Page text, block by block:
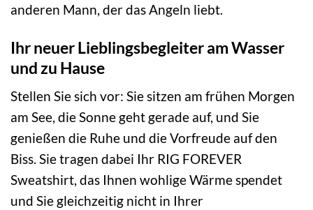
anderen Mann, der das Angeln liebt.
Ihr neuer Lieblingsbegleiter am Wasser
und zu Hause
Stellen Sie sich vor: Sie sitzen am frühen Morgen
am See, die Sonne geht gerade auf, und Sie
genießen die Ruhe und die Vorfreude auf den
Biss. Sie tragen dabei Ihr RIG FOREVER
Sweatshirt, das Ihnen wohlige Wärme spendet
und Sie gleichzeitig nicht in Ihrer